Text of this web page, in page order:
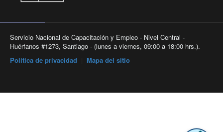
Servicio Nacional de Capacitación y Empleo - Nivel Central -
Huérfanos #1273, Santiago - (lunes a viernes, 09:00 a 18:00 hrs.).
Política de privacidad
Mapa del sitio